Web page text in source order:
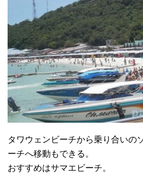
タワウェンビーチから乗り合いの
ーチへ移動もできる。
おすすめはサマエビーチ。